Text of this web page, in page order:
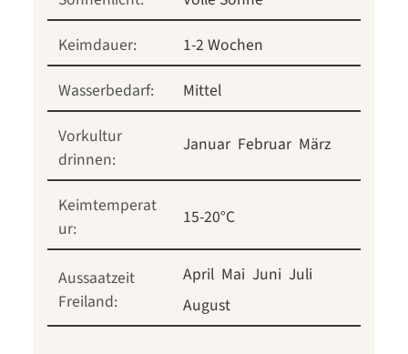
Keimdauer:
1-2 Wochen
Wasserbedarf:
Mittel
Vorkultur
drinnen:
Januar Februar März
Keimtemperat
ur:
15-20°C
Aussaatzeit
Freiland:
April Mai Juni Juli
August